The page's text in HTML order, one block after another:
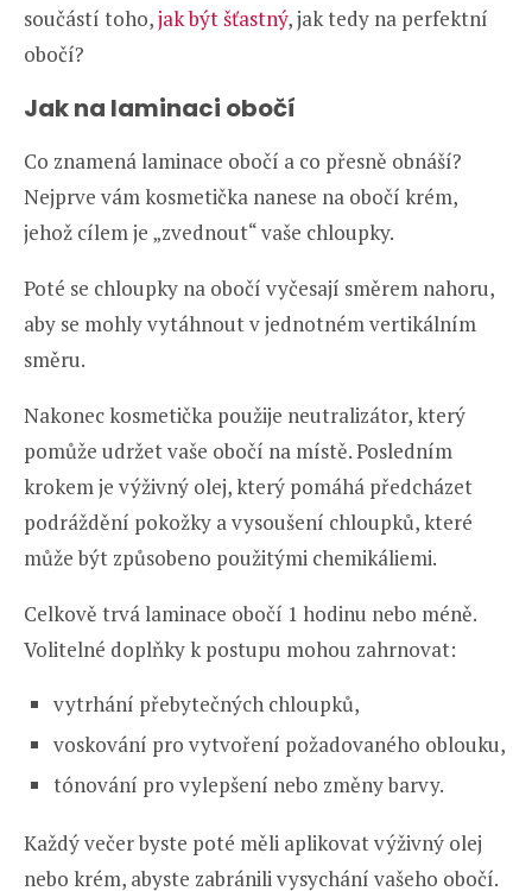
součástí toho,jak být šťastný, jak tedy na perfektní
obočí?
Jak na laminaci obočí
Co znamená laminace obočí a co přesně obnáší?
Nejprve vám kosmetička nanese na obočí krém,
jehož cílem je „zvednout“ vaše chloupky.
Poté se chloupky na obočí vyčesají směrem nahoru,
aby se mohly vytáhnout v jednotném vertikálním
směru.
Nakonec kosmetička použije neutralizátor, který
pomůže udržet vaše obočí na místě. Posledním
krokem je výživný olej, který pomáhá předcházet
podráždění pokožky a vysoušení chloupků, které
může být způsobeno použitými chemikáliemi.
Celkově trvá laminace obočí 1 hodinu nebo méně.
Volitelné doplňky k postupu mohou zahrnovat:
vytrhání přebytečných chloupků,
voskování pro vytvoření požadovaného oblouku,
tónování pro vylepšení nebo změny barvy.
Každý večer byste poté měli aplikovat výživný olej
nebo krém, abyste zabránili vysychání vašeho obočí.